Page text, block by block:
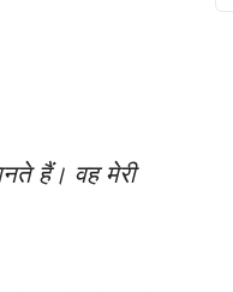
हैं। वह मेरी